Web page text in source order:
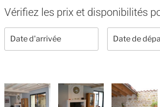
Vérifiez les prix et disponibilités